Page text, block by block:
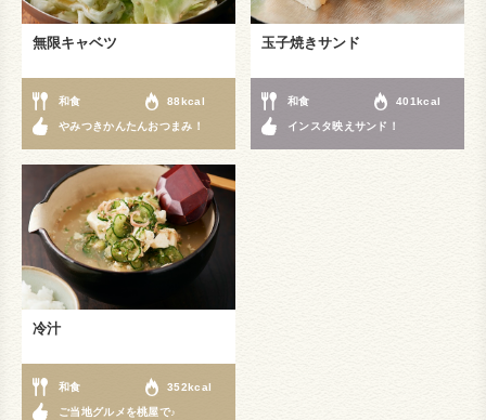
無限キャベツ
和食 88kcal
やみつきかんたんおつまみ！
玉子焼きサンド
和食 401kcal
インスタ映えサンド！
冷汁
和食 352kcal
ご当地グルメを桃屋で♪